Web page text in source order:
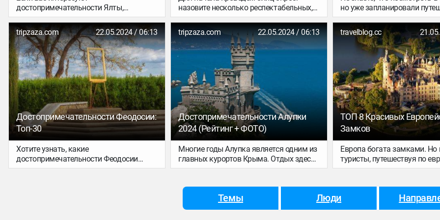
достопримечательности Ялты,
внимательно изучите наш обзор. Мы
расскажем о том, что посмотреть в
Ялте должен каждый турист, и какие
памятники культуры и истории сделают
ваше путешествие в солнечный город
незабываемым.
назовите несколько респектабельных,
на ваш взгляд, крымских курортов.
Ялта? Коктебель? Евпатория?
но уже запланировали
этот гостеприимный город?
внимательно изучите наш
расскажем вам про те
достопримечательности
познакомиться с
должен каждый турист.
tripzaza.com 22.05.2024 / 06:13
Достопримечательности Феодосии:
Топ-30
Хотите узнать, какие
достопримечательности Феодосии
должен своими глазами увидеть
tripzaza.com 22.05.2024 / 06:13
Достопримечательности Алупки
2024 (Рейтинг + ФОТО)
Многие годы Алупка является одним из
главных курортов Крыма. Отдых здесь
всегда пользовался популярностью, а
просто огромен. Это совершенно не
удивительно, поскольку на курорте
отличные условия для отдыхающих:
travelblog.cc
ТОП 8 Красивых
Замков
Европа богата замками. Но
туристы, путешествуя по
городам, обращают на них
Темы Люди